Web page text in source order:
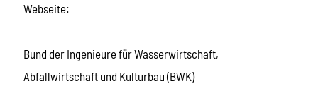
Webseite:
Bund der Ingenieure für Wasserwirtschaft,
Abfallwirtschaft und Kulturbau (BWK)